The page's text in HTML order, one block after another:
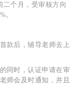
个月，受审核方向
。
后，辅导老师去上
同时，认证申请在审
师会及时通知，并且